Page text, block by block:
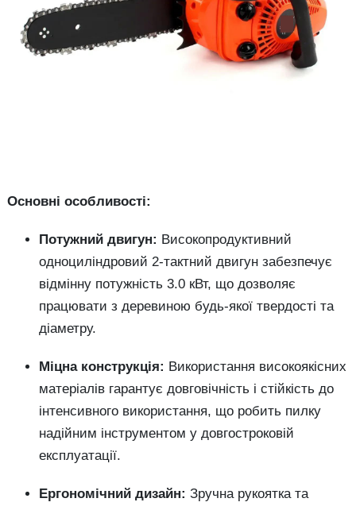
Основні особливості:
Потужний двигун: Високопродуктивний
одноциліндровий 2-тактний двигун забезпечує
відмінну потужність 3.0 кВт, що дозволяє
працювати з деревиною будь-якої твердості та
діаметру.
Міцна конструкція: Використання високоякісних
матеріалів гарантує довговічність і стійкість до
інтенсивного використання, що робить пилку
надійним інструментом у довгостроковій
експлуатації.
Ергономічний дизайн: Зручна рукоятка та